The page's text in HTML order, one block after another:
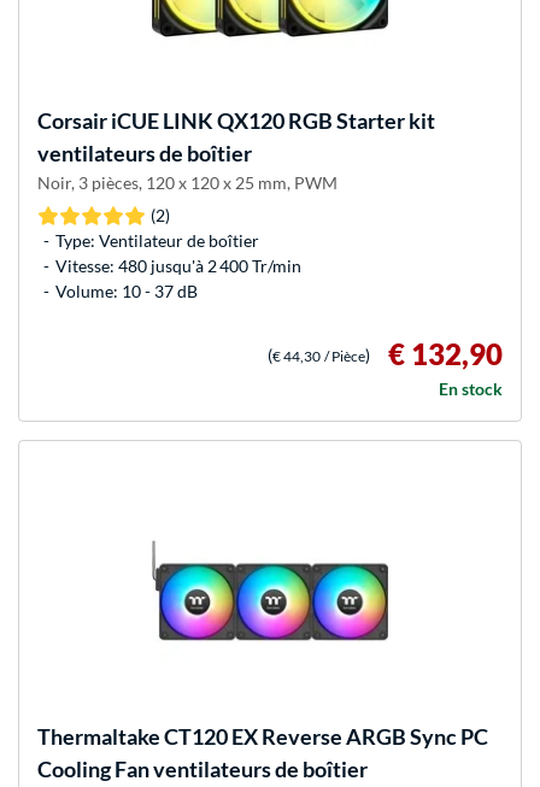
CorsairiCUE LINK QX120 RGB Starter kit
ventilateurs de boîtier
Noir, 3 pièces, 120 x 120 x 25 mm, PWM
(2)
Type: Ventilateur de boîtier
Vitesse: 480 jusqu'à 2 400 Tr/min
Volume: 10 - 37 dB
(€ 44,30 / Pièce) € 132,90
En stock
ThermaltakeCT120 EX Reverse ARGB Sync PC
Cooling Fan ventilateurs de boîtier